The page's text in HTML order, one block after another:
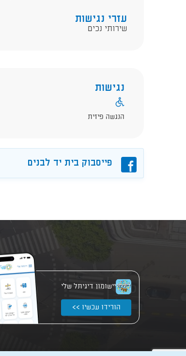
עזרי נגישות
שירותי נכים
נגישות
הנגשה פיזית
פייסבוקפייסבוק בית יד לבנים
יישומון דיגיתל שלי
הורידו עכשיו >>